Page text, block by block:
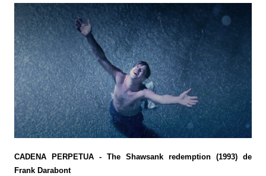
CADENA PERPETUA - The Shawsank redemption (1993) de
Frank Darabont